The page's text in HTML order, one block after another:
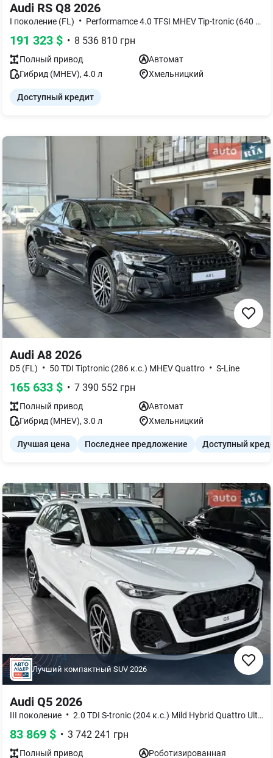
Audi RS Q8 2026
I поколение (FL) • Performamce 4.0 TFSI MHEV Tip-tronic (640 к.c.) Quattro
191 323 $ • 8 536 810 грн
Полный привод
Автомат
Гибрид (MHEV), 4.0 л Хмельницкий
Доступный кредит
Audi A8 2026
D5 (FL) • 50 TDI Tiptronic (286 к.с.) MHEV Quattro • S-Line
165 633 $ • 7 390 552 грн
Полный привод
Автомат
Гибрид (MHEV), 3.0 л Хмельницкий
Лучшая цена Последнее предложение Доступный
Лучший компактный SUV 2026
Audi Q5 2026
III поколение • 2.0 TDI S-tronic (204 к.с.) Mild Hybrid Quattro Ultra
83 869 $ • 3 742 241 грн
Полный привод Роботизированная